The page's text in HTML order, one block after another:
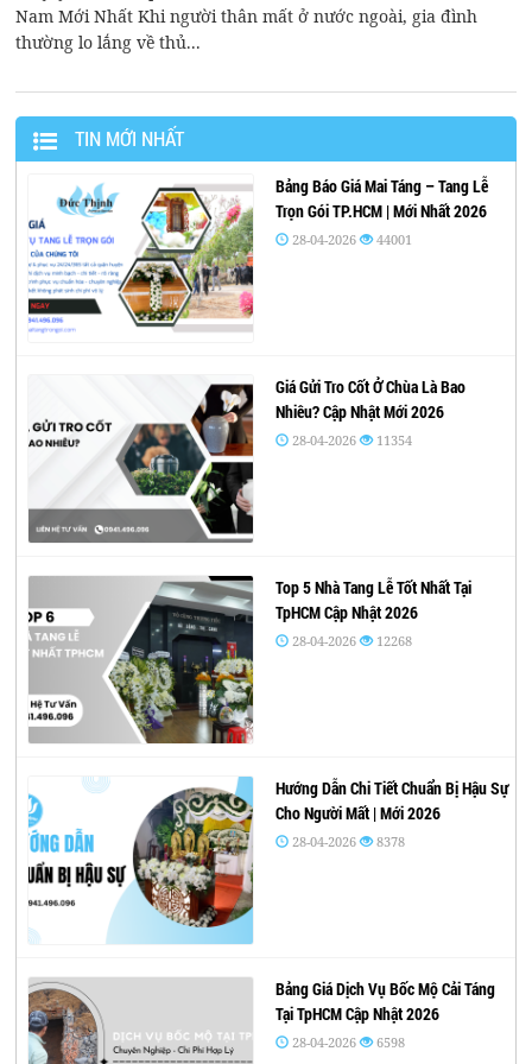
Nam Mới Nhất Khi người thân mất ở nước ngoài, gia đình
thường lo lắng về thủ...
TIN MỚI NHẤT
Bảng Báo Giá Mai Táng – Tang Lễ
Trọn Gói TP.HCM | Mới Nhất 2026
28-04-2026 44001
Giá Gửi Tro Cốt Ở Chùa Là Bao
Nhiêu? Cập Nhật Mới 2026
28-04-2026 11354
Top 5 Nhà Tang Lễ Tốt Nhất Tại
TpHCM Cập Nhật 2026
28-04-2026 12268
Hướng Dẫn Chi Tiết Chuẩn Bị Hậu Sự
Cho Người Mất | Mới 2026
28-04-2026 8378
Bảng Giá Dịch Vụ Bốc Mộ Cải Táng
Tại TpHCM Cập Nhật 2026
28-04-2026 6598